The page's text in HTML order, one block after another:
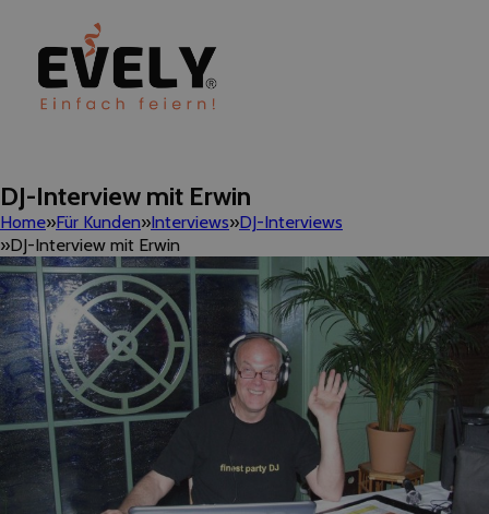
DJ-Interview mit Erwin
Home Für Kunden Interviews DJ-Interviews
DJ-Interview mit Erwin